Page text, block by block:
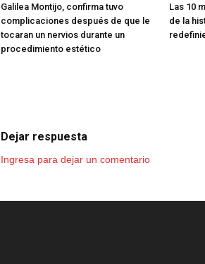
Galilea Montijo, confirma tuvo
complicaciones después de que le
tocaran un nervios durante un
procedimiento estético
Las 10
de la
Dejar respuesta
Ingresa para dejar un comentario